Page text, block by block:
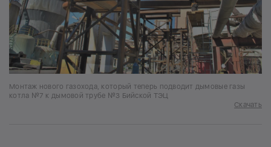
Монтаж нового газохода, который теперь подводит дымовые газы
котла №7 к дымовой трубе №3 Бийской ТЭЦ
Скачать